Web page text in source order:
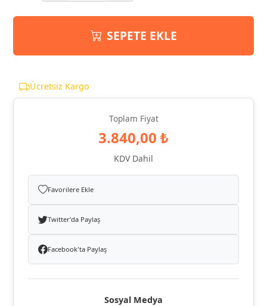
SEPETE EKLE
Ücretsiz Kargo
Toplam Fiyat
3.840,00 ₺
KDV Dahil
Favorilere Ekle
Twitter'da Paylaş
Facebook'ta Paylaş
Sosyal Medya